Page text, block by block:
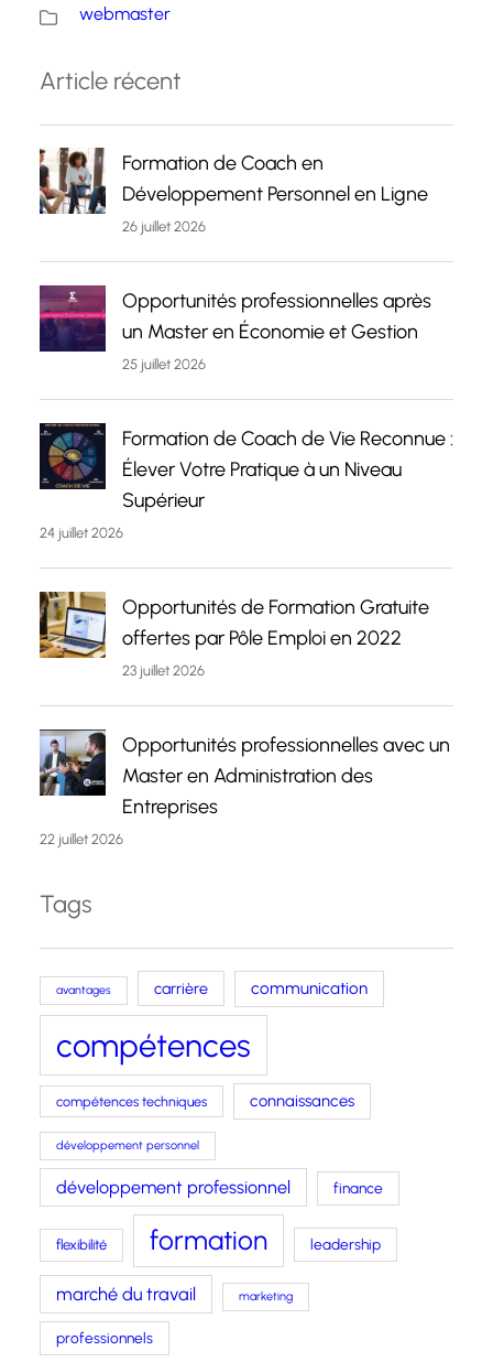
webmaster
Article récent
Formation de Coach en
Développement Personnel en Ligne
26 juillet 2026
Opportunités professionnelles après
un Master en Économie et Gestion
25 juillet 2026
Formation de Coach de Vie Reconnue :
Élever Votre Pratique à un Niveau
Supérieur
24 juillet 2026
Opportunités de Formation Gratuite
offertes par Pôle Emploi en 2022
23 juillet 2026
Opportunités professionnelles avec un
Master en Administration des
Entreprises
22 juillet 2026
Tags
avantages carrière communication
compétences
compétences techniques connaissances
développement personnel
développement professionnel finance
flexibilité formation leadership
marché du travail marketing
professionnels